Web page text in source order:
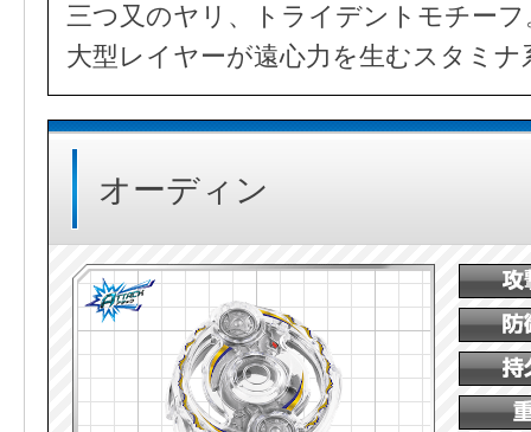
三つ又のヤリ、トライデントモチー
大型レイヤーが遠心力を生むスタミナ
オーディン